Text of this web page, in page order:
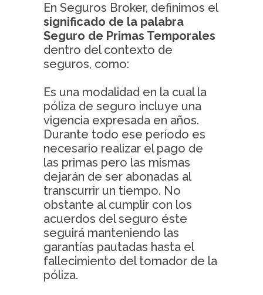
En Seguros Broker, definimos el
significado de la palabra
Seguro de Primas Temporales
dentro del contexto de
seguros, como:
Es una modalidad en la cual la
póliza de seguro incluye una
vigencia expresada en años.
Durante todo ese período es
necesario realizar el pago de
las primas pero las mismas
dejarán de ser abonadas al
transcurrir un tiempo. No
obstante al cumplir con los
acuerdos del seguro éste
seguirá manteniendo las
garantías pautadas hasta el
fallecimiento del tomador de la
póliza.